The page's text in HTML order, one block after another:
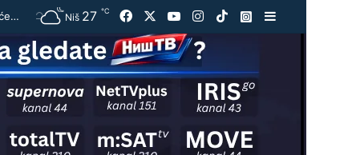
Vučić ugostio Zelenskog na večeri u Beogradu: „Otvorili smo razgovore o temama koje će biti u fokusu sastanaka“ Niš 27 ℃ Facebook YouTubeInstagram
TikTokInstagram